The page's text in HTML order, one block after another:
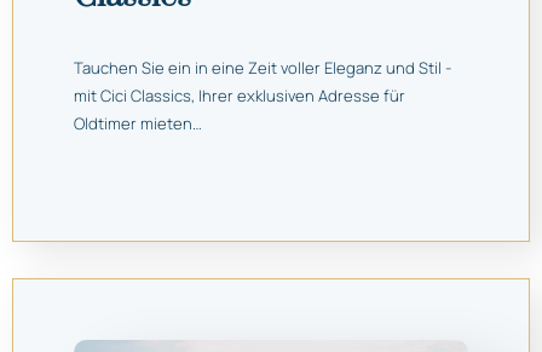
Tauchen Sie ein in eine Zeit voller Eleganz und Stil -
mit Cici Classics, Ihrer exklusiven Adresse für
Oldtimer mieten…